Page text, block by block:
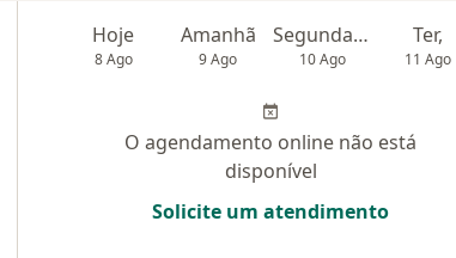
Hoje
8 Ago
Amanhã
9 Ago
Segunda-feira
10 Ago
Ter,
11 Ago
O agendamento online não está
disponível
Solicite um atendimento